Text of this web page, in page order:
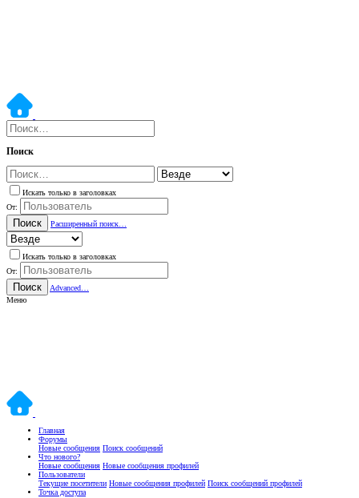
Поиск
Искать только в заголовках
От:
Поиск Расширенный поиск…
Искать только в заголовках
От:
Поиск
Advanced…
Меню
Главная
Форумы
Новые сообщения Поиск сообщений
Что нового?
Новые сообщения Новые сообщения профилей
Пользователи
Текущие посетители Новые сообщения профилей Поиск сообщений профилей
Точка доступа